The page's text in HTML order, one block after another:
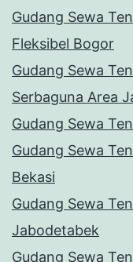
Gudang Sewa
Fleksibel Bogor
Gudang Sewa
Serbaguna Area
Gudang Sewa
Gudang Sewa
Bekasi
Gudang Sewa
Jabodetabek
Gudang Sewa